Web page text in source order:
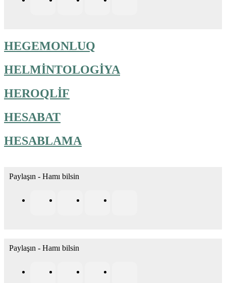
HEGEMONLUQ
HELMİNTOLOGİYA
HEROQLİF
HESABAT
HESABLAMA
Paylaşın - Hamı bilsin
Paylaşın - Hamı bilsin